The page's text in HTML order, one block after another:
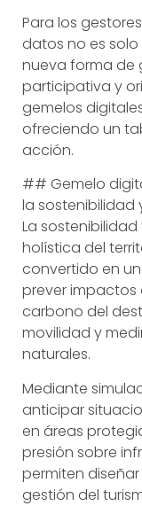
Para los
datos no es
nueva forma de
participativa y
gemelos
ofreciendo un
acción.
## Gemelo
la sostenibilidad
La
holística del
convertido en
prever impactos
carbono del
movilidad y
naturales.
Mediante
anticipar
en áreas
presión sobre
permiten
gestión del